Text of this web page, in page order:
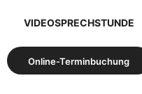
VIDEOSPRECHSTUNDE
Online-Terminbuchung